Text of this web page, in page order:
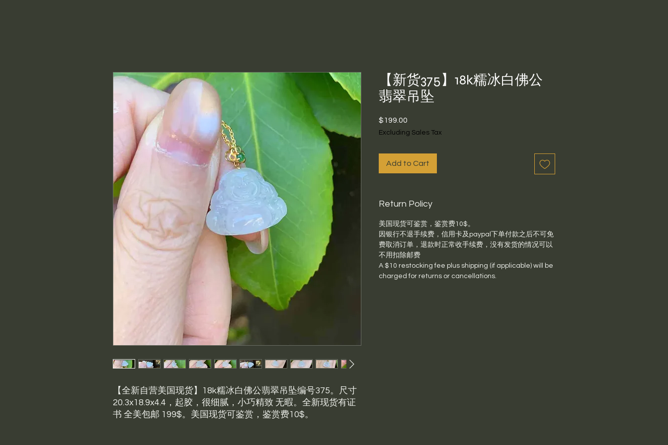
【全新自营美国现货】18k糯冰白佛公翡翠吊坠编号375。尺寸
20.3x18.9x4.4，起胶，很细腻，小巧精致 无暇。全新现货有证
书 全美包邮 199$。美国现货可鉴赏，鉴赏费10$。
【新货375】18k糯冰白佛公
翡翠吊坠
$199.00
Excluding Sales Tax
Add to Cart
Return Policy
美国现货可鉴赏，鉴赏费10$。
因银行不退手续费，信用卡及paypal下单付款之后不可免
费取消订单，退款时正常收手续费，没有发货的情况可以
不用扣除邮费
A $10 restocking fee plus shipping (if applicable) will be
charged for returns or cancellations.